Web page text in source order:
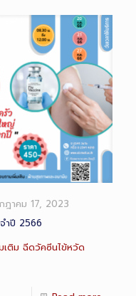
ฎาคม 17, 2023
ำปี 2566
เติม ฉีดวัคซีนไข้หวัด